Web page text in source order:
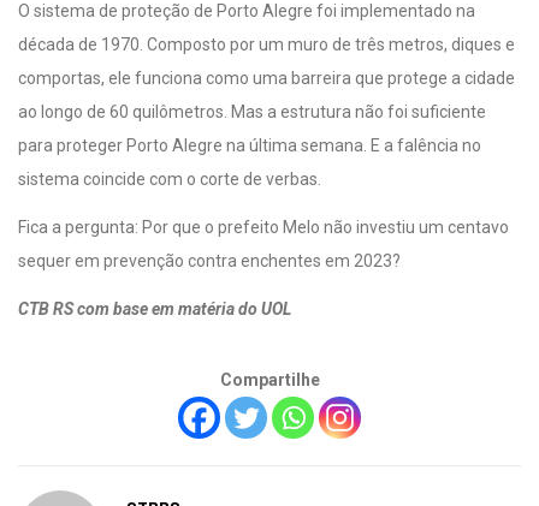
O sistema de proteção de Porto Alegre foi implementado na
década de 1970. Composto por um muro de três metros, diques e
comportas, ele funciona como uma barreira que protege a cidade
ao longo de 60 quilômetros. Mas a estrutura não foi suficiente
para proteger Porto Alegre na última semana. E a falência no
sistema coincide com o corte de verbas.
Fica a pergunta: Por que o prefeito Melo não investiu um centavo
sequer em prevenção contra enchentes em 2023?
CTB RS com base em matéria do UOL
Compartilhe